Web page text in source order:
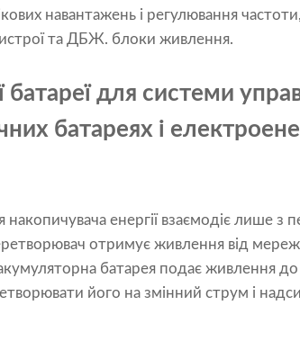
навантажень і регулювання
та ДБЖ. блоки живлення.
батареї для системи
батареях і
накопичувача енергії взаємодіє лише з
отримує живлення від
батарея подає живлення
його на змінний струм і